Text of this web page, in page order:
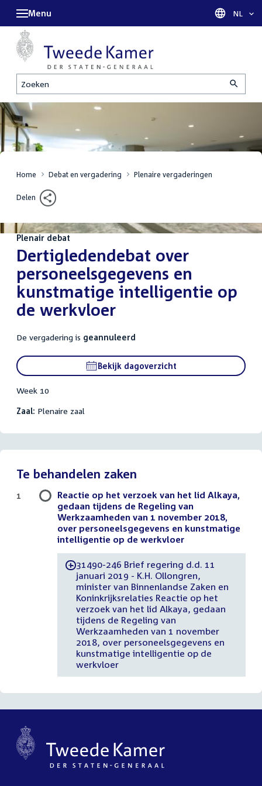
Zoeken
Menu Taal
NL
Home Debat en vergadering Plenaire vergaderingen
Delen
Plenair debat
:Dertigledendebat over
personeelsgegevens en
kunstmatige intelligentie op
de werkvloer
De vergadering is geannuleerd
Bekijk dagoverzicht
Week 10
Zaal: Plenaire zaal
Te behandelen zaken
Reactie op het verzoek van het lid Alkaya,
gedaan tijdens de Regeling van
Werkzaamheden van 1 november 2018,
over personeelsgegevens en kunstmatige
intelligentie op de werkvloer
-31490-246 Brief regering d.d. 11
januari 2019 - K.H. Ollongren,
minister van Binnenlandse Zaken en
Koninkrijksrelaties Reactie op het
verzoek van het lid Alkaya, gedaan
tijdens de Regeling van
Werkzaamheden van 1 november
2018, over personeelsgegevens en
kunstmatige intelligentie op de
werkvloer
1